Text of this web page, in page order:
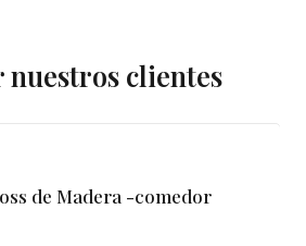
nuestros clientes
de Madera -comedor